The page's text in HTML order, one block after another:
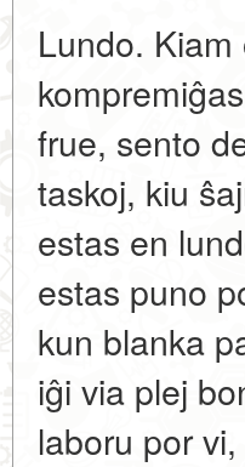
Lundo.
frue, sento
taskoj, kiu
estas en
estas puno
kun blanka
iĝi via plej
laboru por